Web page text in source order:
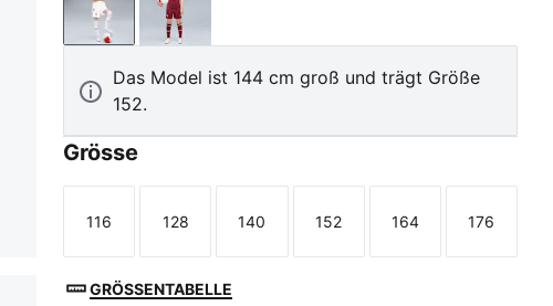
PUMA White-PUMA Red
Team Regal Red-PUMA White
Das Model ist 144 cm groß und trägt Größe
152.
Grösse
Größe
116
Größe
128
Größe
140
Größe
152
Größe
164
Größe
176
GRÖSSENTABELLE